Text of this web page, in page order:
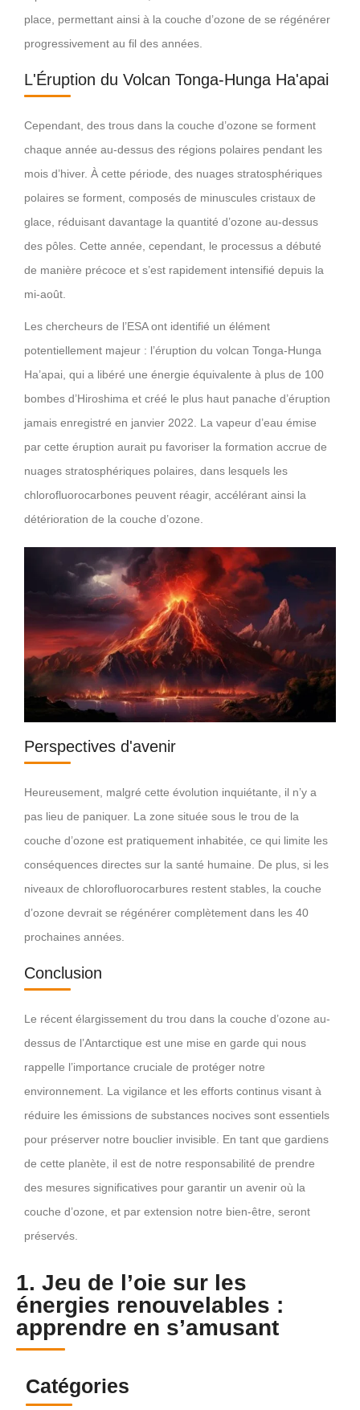
place, permettant ainsi à la couche d’ozone de se régénérer
progressivement au fil des années.
L'Éruption du Volcan Tonga-Hunga Ha'apai
Cependant, des trous dans la couche d’ozone se forment
chaque année au-dessus des régions polaires pendant les
mois d’hiver. À cette période, des nuages stratosphériques
polaires se forment, composés de minuscules cristaux de
glace, réduisant davantage la quantité d’ozone au-dessus
des pôles. Cette année, cependant, le processus a débuté
de manière précoce et s’est rapidement intensifié depuis la
mi-août.
Les chercheurs de l’ESA ont identifié un élément
potentiellement majeur : l’éruption du volcan Tonga-Hunga
Ha’apai, qui a libéré une énergie équivalente à plus de 100
bombes d’Hiroshima et créé le plus haut panache d’éruption
jamais enregistré en janvier 2022. La vapeur d’eau émise
par cette éruption aurait pu favoriser la formation accrue de
nuages stratosphériques polaires, dans lesquels les
chlorofluorocarbones peuvent réagir, accélérant ainsi la
détérioration de la couche d’ozone.
Perspectives d'avenir
Heureusement, malgré cette évolution inquiétante, il n’y a
pas lieu de paniquer. La zone située sous le trou de la
couche d’ozone est pratiquement inhabitée, ce qui limite les
conséquences directes sur la santé humaine. De plus, si les
niveaux de chlorofluorocarbures restent stables, la couche
d’ozone devrait se régénérer complètement dans les 40
prochaines années.
Conclusion
Le récent élargissement du trou dans la couche d’ozone au-
dessus de l’Antarctique est une mise en garde qui nous
rappelle l’importance cruciale de protéger notre
environnement. La vigilance et les efforts continus visant à
réduire les émissions de substances nocives sont essentiels
pour préserver notre bouclier invisible. En tant que gardiens
de cette planète, il est de notre responsabilité de prendre
des mesures significatives pour garantir un avenir où la
couche d’ozone, et par extension notre bien-être, seront
préservés.
1. Jeu de l’oie sur les
énergies renouvelables :
apprendre en s’amusant
Catégories